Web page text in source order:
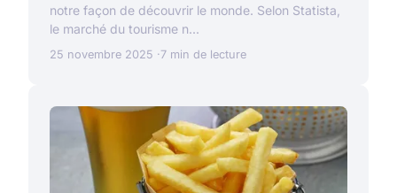
notre façon de découvrir le monde. Selon Statista,
le marché du tourisme n...
25 novembre 2025 7 min de lecture